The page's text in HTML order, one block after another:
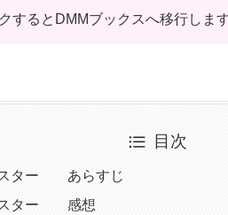
するとDMMブックスへ移行します
目次
スター あらすじ
スター 感想